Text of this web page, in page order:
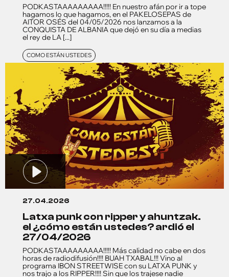
PODKASTAAAAAAAAA!!!!! En nuestro afán por ir a tope
hagamos lo que hagamos, en el PAKELOSEPAS de
AITOR OSÉS del 04/05/2026 nos lanzamos a la
CONQUISTA DE ALBANIA que dejó en su día a medias
el rey de LA [...]
COMO ESTÁN USTEDES
27.04.2026
latxa punk con ripper y ahuntzak.
el ¿cómo están ustedes? ardió el
27/04/2026
PODKASTAAAAAAAAA!!!!! Más calidad no cabe en dos
horas de radiodifusión!!!! BUAH TXABAL!!! Vino al
programa IBON STREETWISE con su LATXA PUNK y
nos trajo a los RIPPER!!!! Sin que los trajese nadie